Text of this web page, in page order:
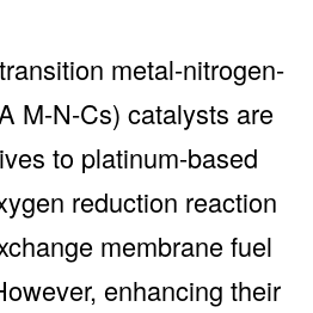
metal-nitrogen-
M-N-Cs) catalysts are
to platinum-based
reduction reaction
membrane fuel
enhancing their